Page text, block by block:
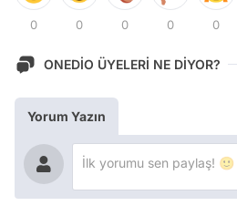
0 0 0 0 0
ONEDİO ÜYELERİ NE DİYOR?
Yorum Yazın